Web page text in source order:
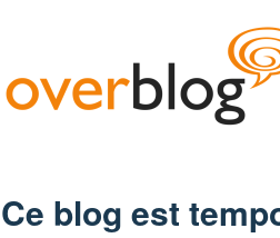
Ce blog est